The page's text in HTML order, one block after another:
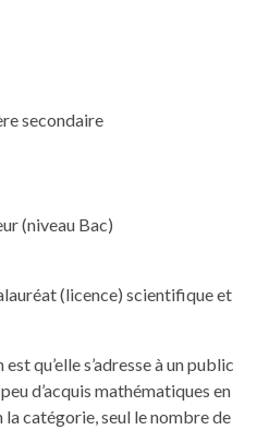
secondaire
(niveau Bac)
(licence) scientifique et
qu’elle s’adresse à un public
d’acquis mathématiques en
catégorie, seul le nombre de